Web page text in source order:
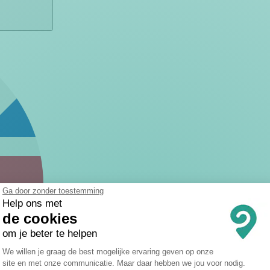
Ga door zonder toestemming
Help ons met
de cookies
om je beter te helpen
Toestemmingsbeheerplatform:
We willen je graag de best mogelijke ervaring geven op onze
site en met onze communicatie. Maar daar hebben we jou voor nodig.